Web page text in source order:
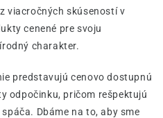
viacročných skúseností v
cenené pre svoju
charakter.
predstavujú cenovo dostupnú
odpočinku, pričom rešpektujú
Dbáme na to, aby sme